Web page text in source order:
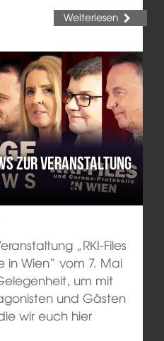
Weiterlesen
zur Veranstaltung
„RKI-Files
Wien“ vom 7. Mai
um mit
und Gästen
wir euch hier